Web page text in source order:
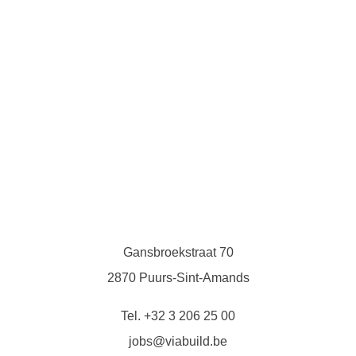
Gansbroekstraat 70
2870 Puurs-Sint-Amands
Tel. +32 3 206 25 00
jobs@viabuild.be